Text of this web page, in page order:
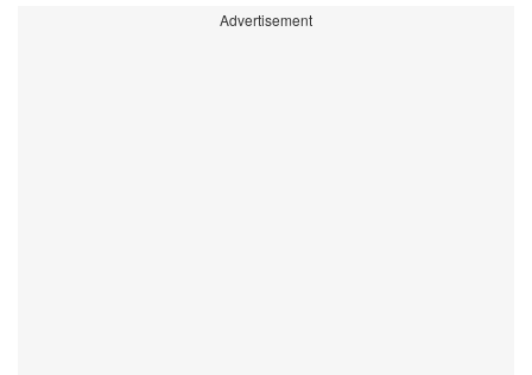
Advertisement